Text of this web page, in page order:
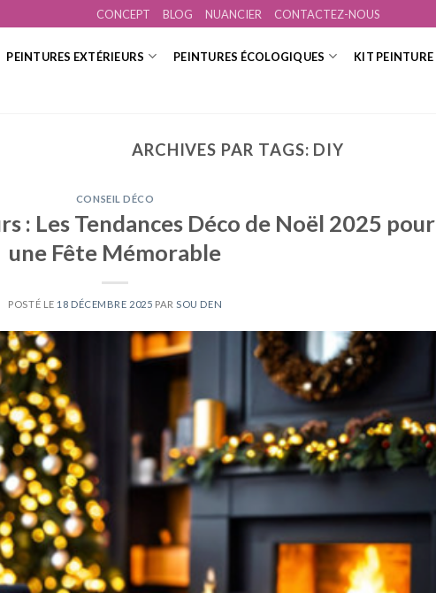
CONCEPT BLOG NUANCIER CONTACTEZ-NOUS
PEINTURES EXTÉRIEURS PEINTURES ÉCOLOGIQUES
KIT PEINTURE
ARCHIVES PAR TAGS: DIY
CONSEIL DÉCO
: Les Tendances Déco de Noël 2025 pour
une Fête Mémorable
POSTÉ LE 18 DÉCEMBRE 2025 PARSOU DEN